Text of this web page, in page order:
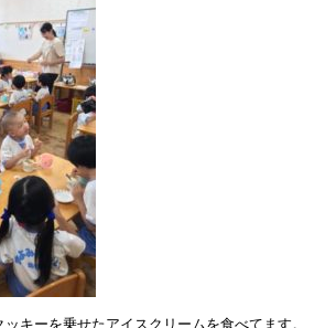
キーを乗せたアイスクリームを食べてます。